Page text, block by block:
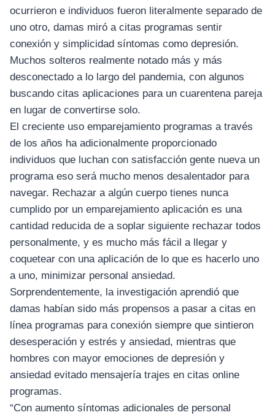
ocurrieron e individuos fueron literalmente separado de
uno otro, damas miró a citas programas sentir
conexión y simplicidad síntomas como depresión.
Muchos solteros realmente notado más y más
desconectado a lo largo del pandemia, con algunos
buscando citas aplicaciones para un cuarentena pareja
en lugar de convertirse solo.
El creciente uso emparejamiento programas a través
de los años ha adicionalmente proporcionado
individuos que luchan con satisfacción gente nueva un
programa eso será mucho menos desalentador para
navegar. Rechazar a algún cuerpo tienes nunca
cumplido por un emparejamiento aplicación es una
cantidad reducida de a soplar siguiente rechazar todos
personalmente, y es mucho más fácil a llegar y
coquetear con una aplicación de lo que es hacerlo uno
a uno, minimizar personal ansiedad.
Sorprendentemente, la investigación aprendió que
damas habían sido más propensos a pasar a citas en
línea programas para conexión siempre que sintieron
desesperación y estrés y ansiedad, mientras que
hombres con mayor emociones de depresión y
ansiedad evitado mensajería trajes en citas online
programas.
“Con aumento síntomas adicionales de personal